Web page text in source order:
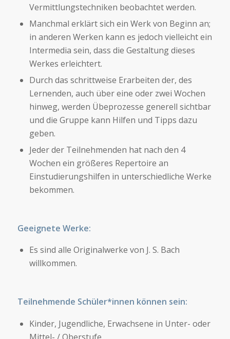
Vermittlungstechniken beobachtet werden.
Manchmal erklärt sich ein Werk von Beginn an;
in anderen Werken kann es jedoch vielleicht ein
Intermedia sein, dass die Gestaltung dieses
Werkes erleichtert.
Durch das schrittweise Erarbeiten der, des
Lernenden, auch über eine oder zwei Wochen
hinweg, werden Übeprozesse generell sichtbar
und die Gruppe kann Hilfen und Tipps dazu
geben.
Jeder der Teilnehmenden hat nach den 4
Wochen ein größeres Repertoire an
Einstudierungshilfen in unterschiedliche Werke
bekommen.
Geeignete Werke:
Es sind alle Originalwerke von J. S. Bach
willkommen.
Teilnehmende Schüler*innen können sein:
Kinder, Jugendliche, Erwachsene in Unter- oder